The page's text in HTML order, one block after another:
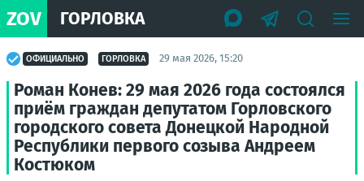
ZOV ГОРЛОВКА
ОФИЦИАЛЬНО ГОРЛОВКА 29 мая 2026, 15:20
Роман Конев: 29 мая 2026 года состоялся
приём граждан депутатом Горловского
городского совета Донецкой Народной
Республики первого созыва Андреем
Костюком